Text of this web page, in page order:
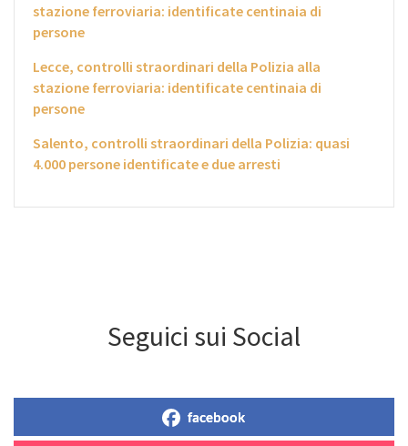
stazione ferroviaria: identificate centinaia di
persone
Lecce, controlli straordinari della Polizia alla
stazione ferroviaria: identificate centinaia di
persone
Salento, controlli straordinari della Polizia: quasi
4.000 persone identificate e due arresti
Seguici sui Social
facebook